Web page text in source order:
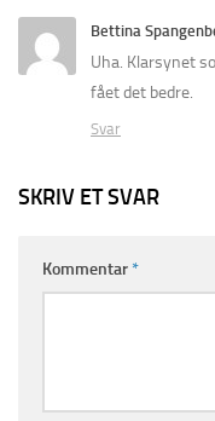
Bettina
Uha. Klarsynet
fået det bedre.
Svar
SKRIV ET SVAR
Kommentar*